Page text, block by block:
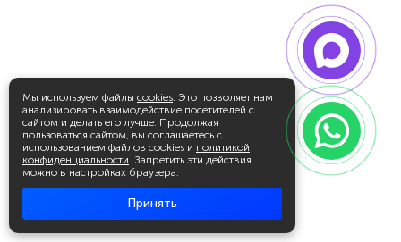
Мы используем файлы cookies. Это позволяет нам
анализировать взаимодействие посетителей с
сайтом и делать его лучше. Продолжая
пользоваться сайтом, вы соглашаетесь с
использованием файлов cookies и политикой
конфиденциальности. Запретить эти действия
можно в настройках браузера.
Принять